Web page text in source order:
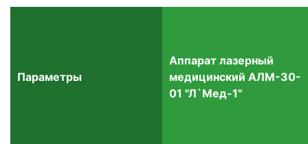
Параметры
Аппарат лазерный
медицинский АЛМ-30-
01 "Л`Мед-1"